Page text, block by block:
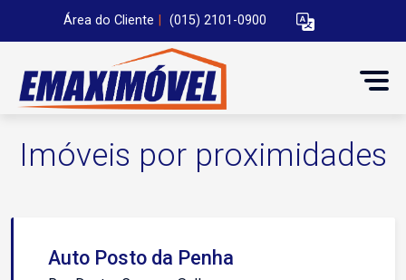
Área do Cliente (015) 2101-0900
Imóveis por proximidades
Auto Posto da Penha